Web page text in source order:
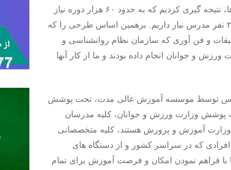
در نظر گرفتن این تعداد زوج و برآورد مدرسان و پوشش ۱۲ ماهه این آموزش ها، نتیجه گیری کردیم که به حدود ۶۰ هزار دوره نیاز
است. از سویی دیگر اگر هر مدرس ۲ دوره در ماه برگزار نماید، حداقل به ۲۵۰۰ نفر مدرس نیاز داریم. برهمین اساس طرحی را که
و فن آوری که سازمان نظام روانشناسی و
و جوانان انجام داده بودند و ما از کار آنها
ریزی های انجام شده تا پایان سال جاری، ۲۵۰۰ نفر مدرس توسط موسسه آموزش عالی مدت، تحت پوشش
نفر شامل کلیه مدرسان تحت پوشش وزارت ورزش و جوانان، کلیه مدرسان
آموزش و پرورش هستند، کلیه متخصصانی
که در سراسر کشور و از دستگاه های
فراهم نمودن امکان و فرصت آموزش برای تمام